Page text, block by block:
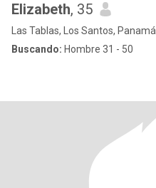
Elizabeth, 35
Las Tablas, Los Santos, Panamá
Buscando: Hombre 31 - 50